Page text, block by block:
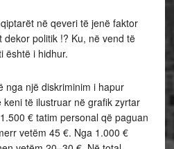
në qeveri të jenë faktor
politik !? Ku, në vend të
është i hidhur.
nga një diskriminim i hapur
të ilustruar në grafik zyrtar
€ tatim personal që paguan
vetëm 45 €. Nga 1.000 €